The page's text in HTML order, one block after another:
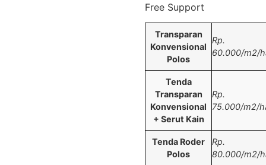
Free Support
Transparan
Konvensional
Polos
Rp.
60.000/m2/
Tenda
Transparan
Konvensional
+ Serut Kain
Rp.
75.000/m2/
Tenda Roder
Polos
Rp.
80.000/m2/